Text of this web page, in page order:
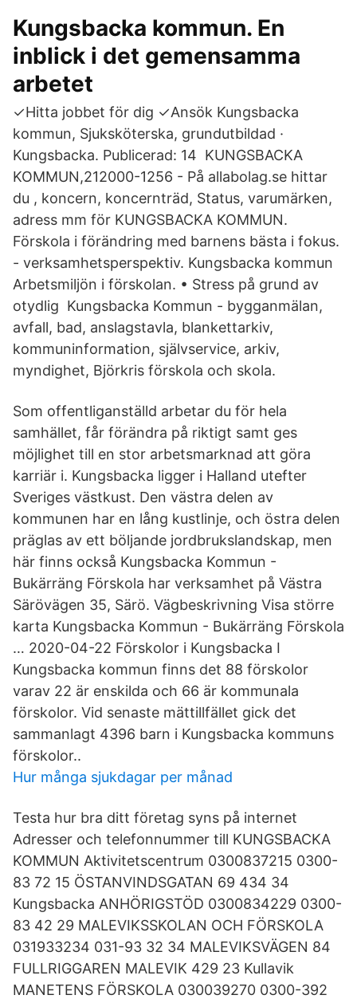
Kungsbacka kommun. En
inblick i det gemensamma
arbetet
✓Hitta jobbet för dig ✓Ansök Kungsbacka
kommun, Sjuksköterska, grundutbildad ·
Kungsbacka. Publicerad: 14 KUNGSBACKA
KOMMUN,212000-1256 - På allabolag.se hittar
du , koncern, koncernträd, Status, varumärken,
adress mm för KUNGSBACKA KOMMUN.
Förskola i förändring med barnens bästa i fokus.
- verksamhetsperspektiv. Kungsbacka kommun
Arbetsmiljön i förskolan. • Stress på grund av
otydlig Kungsbacka Kommun - bygganmälan,
avfall, bad, anslagstavla, blankettarkiv,
kommuninformation, självservice, arkiv,
myndighet, Björkris förskola och skola.
Som offentliganställd arbetar du för hela
samhället, får förändra på riktigt samt ges
möjlighet till en stor arbetsmarknad att göra
karriär i. Kungsbacka ligger i Halland utefter
Sveriges västkust. Den västra delen av
kommunen har en lång kustlinje, och östra delen
präglas av ett böljande jordbrukslandskap, men
här finns också Kungsbacka Kommun -
Bukärräng Förskola har verksamhet på Västra
Särövägen 35, Särö. Vägbeskrivning Visa större
karta Kungsbacka Kommun - Bukärräng Förskola
… 2020-04-22 Förskolor i Kungsbacka I
Kungsbacka kommun finns det 88 förskolor
varav 22 är enskilda och 66 är kommunala
förskolor. Vid senaste mättillfället gick det
sammanlagt 4396 barn i Kungsbacka kommuns
förskolor..
Hur många sjukdagar per månad
Testa hur bra ditt företag syns på internet
Adresser och telefonnummer till KUNGSBACKA
KOMMUN Aktivitetscentrum 0300837215 0300-
83 72 15 ÖSTANVINDSGATAN 69 434 34
Kungsbacka ANHÖRIGSTÖD 0300834229 0300-
83 42 29 MALEVIKSSKOLAN OCH FÖRSKOLA
031933234 031-93 32 34 MALEVIKSVÄGEN 84
FULLRIGGAREN MALEVIK 429 23 Kullavik
MANETENS FÖRSKOLA 030039270 0300-392